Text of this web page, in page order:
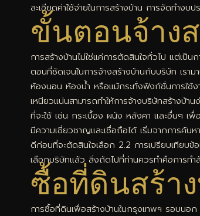
ละเอียดค่าใช้จ่ายในการสร้างบ้าน การจัดทำง
ขั้นตอนจ้าง
การสร้างบ้านไม่ใช่แค่การตัดสินใจทั่วไป แต่เ
ตอนที่ชัดเจนในการจ้างสร้างบ้านกับบริษัท เรา
ห้องนอน ห้องน้ำ หรือแม้กระทั่งฟังก์ชั่นการใช้
เหนียวแน่นสามารถทำให้การจ้างบริษัทสร้างบ้
ที่จะใช้ เช่น กระเบื้อง ผนัง หลังคา และอื่นๆ เ
มีความเชี่ยวชาญและเชื่อถือได้ เริ่มจากการค้
ดีก่อนที่จะตัดสินใจเลือก 2.2 การเปรียบเทียบข้
เลือกบริษัทแล้ว สิ่งถัดไปที่ท่านควรทำคือการท
ซื้อที่ดินสร้าง
การซื้อที่ดินเพื่อสร้างบ้านในกรุงเทพฯ รอบนอ